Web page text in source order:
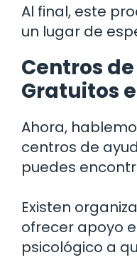
Al final, este
un lugar de
Centros
Gratuitos
Ahora,
centros de
puedes
Existen
ofrecer apoyo
psicológico a